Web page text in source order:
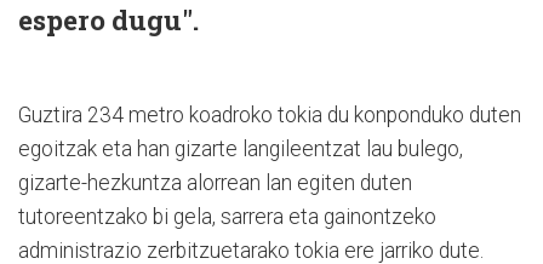
espero dugu".
Guztira 234 metro koadroko tokia du konponduko duten
egoitzak eta han gizarte langileentzat lau bulego,
gizarte-hezkuntza alorrean lan egiten duten
tutoreentzako bi gela, sarrera eta gainontzeko
administrazio zerbitzuetarako tokia ere jarriko dute.